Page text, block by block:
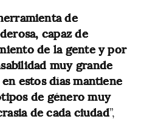
de
capaz de
de la gente y por
muy grande
estos días mantiene
de género muy
de cada ciudad”,